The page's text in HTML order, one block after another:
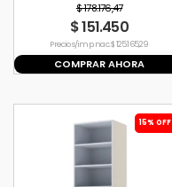
$ 178.176,47
$ 151.450
Precio s/imp. nac. $ 125.165,29
COMPRAR AHORA
15% OFF